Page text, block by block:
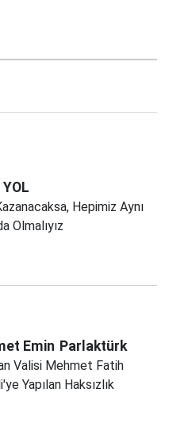
YOL
Hepimiz Aynı
Olmalıyız
Emin Parlaktürk
Valisi Mehmet Fatih
Yapılan Haksızlık